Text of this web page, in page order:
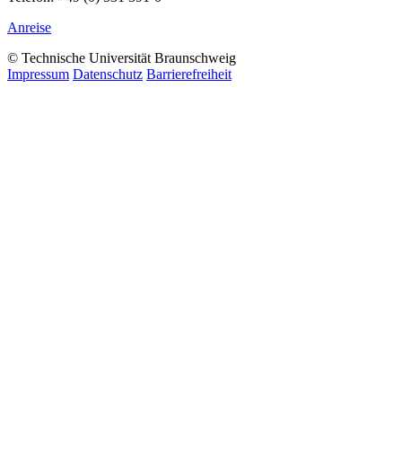
Anreise
© Technische Universität Braunschweig
Impressum Datenschutz Barrierefreiheit